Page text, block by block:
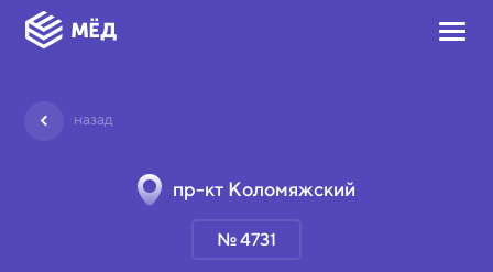
назад
пр-кт Коломяжский
№ 4731